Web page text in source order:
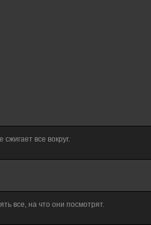
все вокруг.
все, на что они посмотрят.